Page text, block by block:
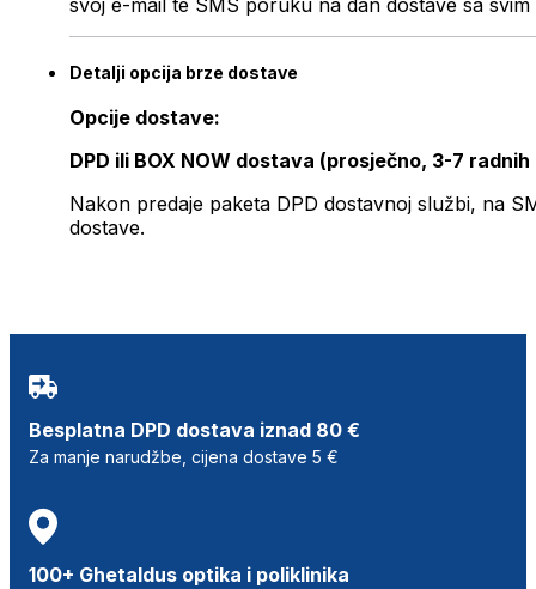
svoj e-mail te SMS poruku na dan dostave sa svim
Detalji opcija brze dostave
Opcije dostave:
DPD ili BOX NOW dostava (prosječno, 3-7 radnih
Nakon predaje paketa DPD dostavnoj službi, na
dostave.
Besplatna DPD dostava iznad 80 €
Za manje narudžbe, cijena dostave 5 €
100+ Ghetaldus optika i poliklinika